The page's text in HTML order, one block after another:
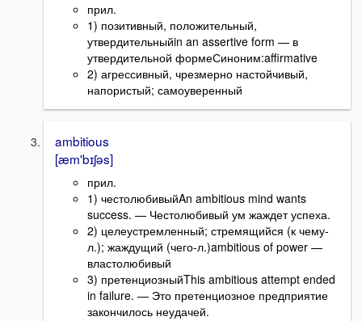
прил.
1) позитивный, положительный,
утвердительныйin an assertive form — в
утвердительной формеСиноним:affirmative
2) агрессивный, чрезмерно настойчивый,
напористый; самоуверенный
ambitious
[æm'bɪʃəs]
прил.
1) честолюбивыйAn ambitious mind wants
success. — Честолюбивый ум жаждет успеха.
2) целеустремленный; стремящийся (к чему-
л.); жаждущий (чего-л.)ambitious of power —
властолюбивый
3) претенциозныйThis ambitious attempt ended
in failure. — Это претенциозное предприятие
закончилось неудачей.